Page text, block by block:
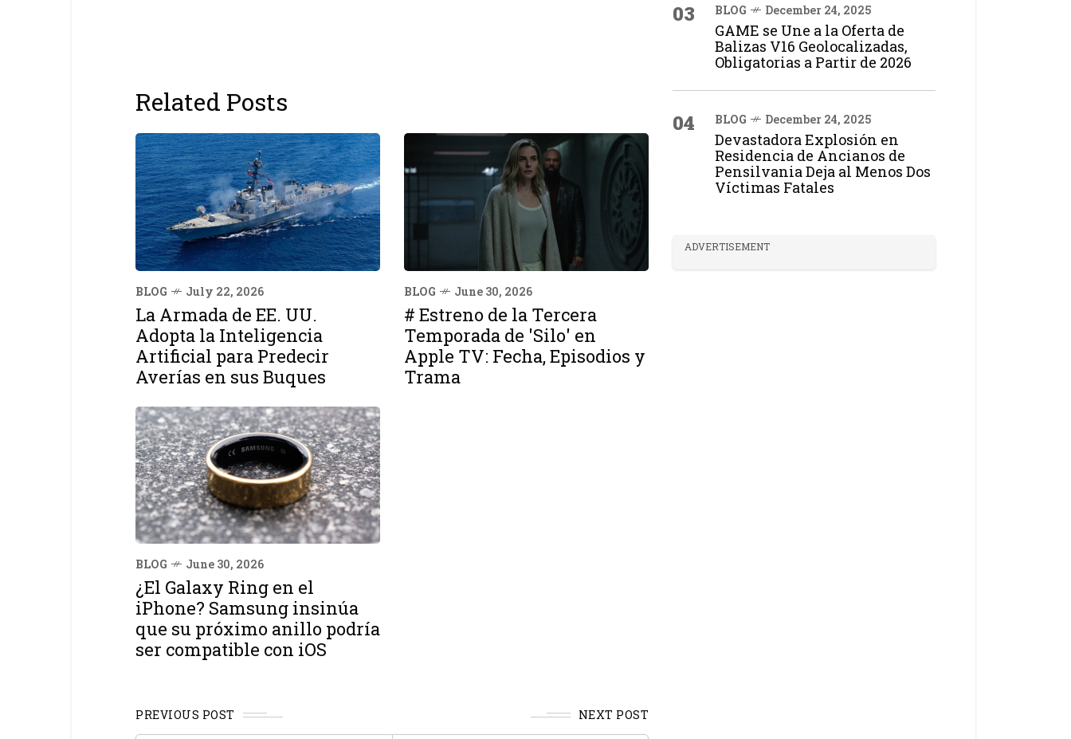
Related Posts
BLOG July 22, 2026
La Armada de EE. UU.
Adopta la Inteligencia
Artificial para Predecir
Averías en sus Buques
BLOG June 30, 2026
# Estreno de la Tercera
Temporada de 'Silo' en
Apple TV: Fecha, Episodios y
Trama
BLOG June 30, 2026
¿El Galaxy Ring en el
iPhone? Samsung insinúa
que su próximo anillo podría
ser compatible con iOS
PREVIOUS POST NEXT POST
03 BLOG December 24, 2025
GAME se Une a la Oferta de
Balizas V16 Geolocalizadas,
Obligatorias a Partir de 2026
04 BLOG December 24, 2025
Devastadora Explosión en
Residencia de Ancianos de
Pensilvania Deja al Menos Dos
Víctimas Fatales
ADVERTISEMENT